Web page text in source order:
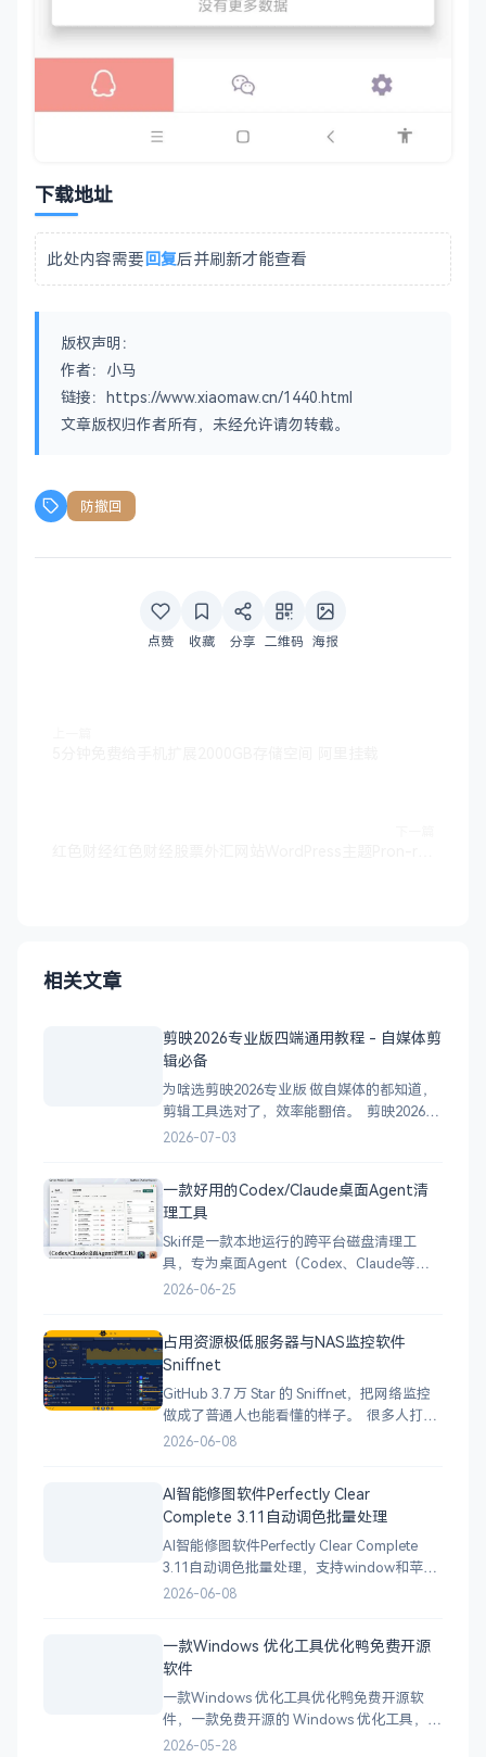
下载地址
此处内容需要回复后并刷新才能查看
版权声明：
作者：小马
链接：https://www.xiaomaw.cn/1440.html
文章版权归作者所有，未经允许请勿转载。
防撤回
点赞 收藏 分享 二维码 海报
相关文章
剪映2026专业版四端通用教程 - 自媒体剪
辑必备
为啥选剪映2026专业版 做自媒体的都知道，
剪辑工具选对了，效率能翻倍。 剪映2026专
业版这次更新，真的是冲着自媒体人痛点来
Mac电脑端 素材、草稿、特
2026-07-03
一款好用的Codex/Claude桌面Agent清
理工具
Skiff是一款本地运行的跨平台磁盘清理工
具，专为桌面Agent（Codex、Claude等）
会话数据清理场景设计，拒绝盲目清理，操
Agent缓存、会话数据、大文件、重
2026-06-25
占用资源极低服务器与NAS监控软件
Sniffnet
GitHub 3.7 万 Star 的 Sniffnet，把网络监控
做成了普通人也能看懂的样子。 很多人打开
Wireshark 的第一反应都是： 看不懂，直接
位置，甚至还能查看正在
2026-06-08
AI智能修图软件Perfectly Clear
Complete 3.11自动调色批量处理
AI智能修图软件Perfectly Clear Complete
3.11自动调色批量处理，支持window和苹果
系统。 下载地址
2026-06-08
一款Windows 优化工具优化鸭免费开源
软件
一款Windows 优化工具优化鸭免费开源软
件，一款免费开源的 Windows 优化工具，主
打性能提升、隐私保护与简洁易用。 目前支
2026-05-28